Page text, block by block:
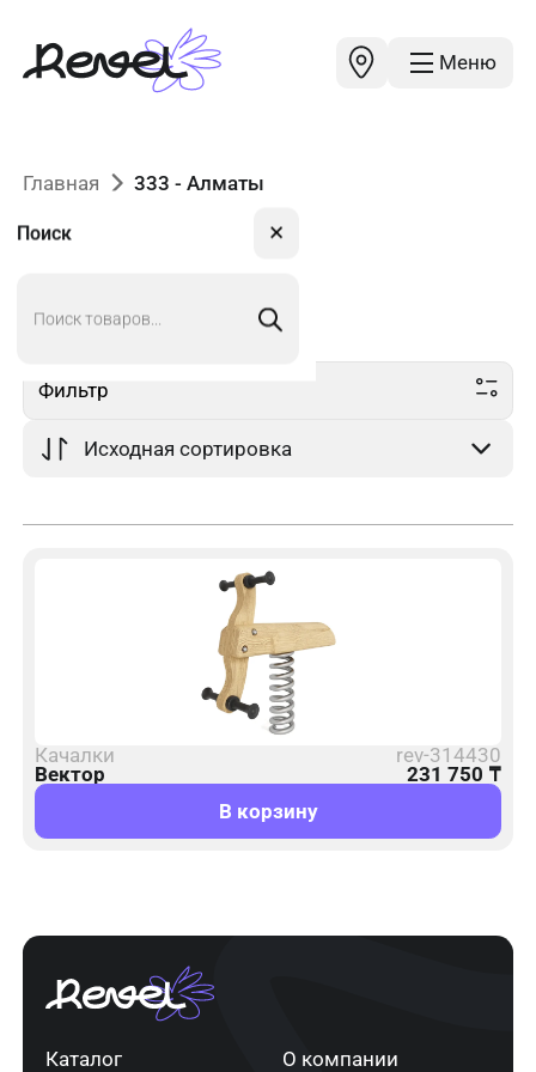
Меню
Поиск ✕
Главная 333 - Алматы
333в Алматы
Фильтр
Качалки
rev-314430
Вектор
231 750 ₸
В корзину
Каталог О компании